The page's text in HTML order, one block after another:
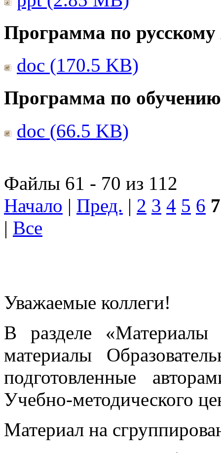
Программа по русскому
doc (170.5 KB)
Программа по
doc (66.5 KB)
Файлы 61 - 70 из 112
Начало | Пред. | 2 3 4 5 6 7
| Все
Уважаемые коллеги!
В разделе «Материалы
материалы
подготовленные
Учебно-методического
Материал на